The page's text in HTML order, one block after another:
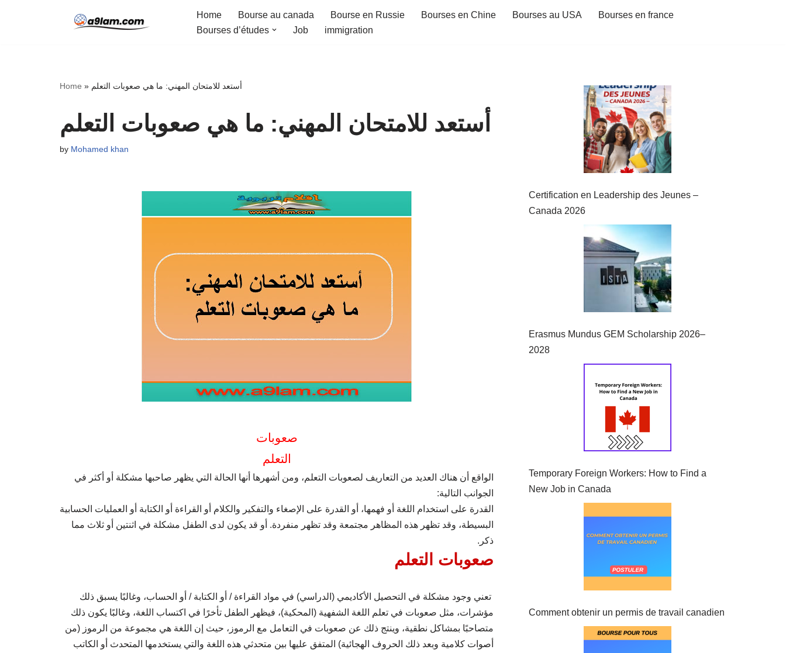
Home Bourse au canada Bourse en Russie Bourses en Chine Bourses au USA
Bourses en france
Bourses d’études
Job immigration
Home » أستعد للامتحان المهني: ما هي صعوبات التعلم
أستعد للامتحان المهني: ما هي صعوبات التعلم
by Mohamed khan
صعوبات
التعلم
الواقع أن هناك العديد من التعاريف لصعوبات التعلم، ومن أشهرها أنها الحالة التي يظهر صاحبها مشكلة أو أكثر في
الجوانب التالية:
القدرة على استخدام اللغة أو فهمها، أو القدرة على الإصغاء والتفكير والكلام أو القراءة أو الكتابة أو العمليات الحسابية
البسيطة، وقد تظهر هذه المظاهر مجتمعة وقد تظهر منفردة. أو قد يكون لدى الطفل مشكلة في اثنتين أو ثلاث مما
ذكر.
صعوبات التعلم
تعني وجود مشكلة في التحصيل الأكاديمي (الدراسي) في مواد القراءة / أو الكتابة / أو الحساب، وغالبًا يسبق ذلك
مؤشرات، مثل صعوبات في تعلم اللغة الشفهية (المحكية)، فيظهر الطفل تأخرًا في اكتساب اللغة، وغالبًا يكون ذلك
متصاحبًا بمشاكل نطقية، وينتج ذلك عن صعوبات في التعامل مع الرموز، حيث إن اللغة هي مجموعة من الرموز (من
أصوات كلامية وبعد ذلك الحروف الهجائية) المتفق عليها بين متحدثي هذه اللغة والتي يستخدمها المتحدث أو الكاتب
Certification en Leadership des Jeunes –
Canada 2026
Erasmus Mundus GEM Scholarship 2026–
2028
Temporary Foreign Workers: How to Find a
New Job in Canada
Comment obtenir un permis de travail canadien